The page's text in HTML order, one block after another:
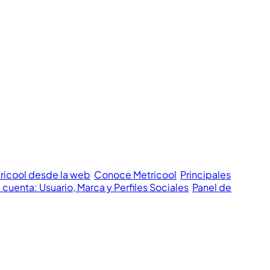
desde la web Conoce Metricool Principales
Usuario, Marca y Perfiles Sociales Panel de